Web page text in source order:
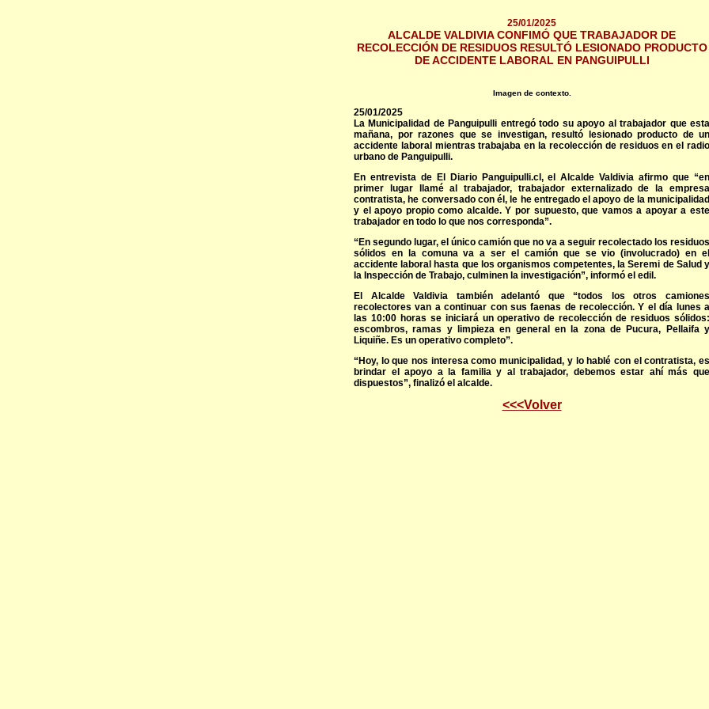
25/01/2025
ALCALDE VALDIVIA CONFIMÓ QUE TRABAJADOR DE
RECOLECCIÓN DE RESIDUOS RESULTÓ LESIONADO PRODUCTO
DE ACCIDENTE LABORAL EN PANGUIPULLI
Imagen de contexto.
25/01/2025
La Municipalidad de Panguipulli entregó todo su apoyo al trabajador que esta
mañana, por razones que se investigan, resultó lesionado producto de un
accidente laboral mientras trabajaba en la recolección de residuos en el radio
urbano de Panguipulli.
En entrevista de El Diario Panguipulli.cl, el Alcalde Valdivia afirmo que “en
primer lugar llamé al trabajador, trabajador externalizado de la empresa
contratista, he conversado con él, le he entregado el apoyo de la municipalidad
y el apoyo propio como alcalde. Y por supuesto, que vamos a apoyar a este
trabajador en todo lo que nos corresponda”.
“En segundo lugar, el único camión que no va a seguir recolectado los residuos
sólidos en la comuna va a ser el camión que se vio (involucrado) en el
accidente laboral hasta que los organismos competentes, la Seremi de Salud y
la Inspección de Trabajo, culminen la investigación”, informó el edil.
El Alcalde Valdivia también adelantó que “todos los otros camiones
recolectores van a continuar con sus faenas de recolección. Y el día lunes a
las 10:00 horas se iniciará un operativo de recolección de residuos sólidos:
escombros, ramas y limpieza en general en la zona de Pucura, Pellaifa y
Liquiñe. Es un operativo completo”.
“Hoy, lo que nos interesa como municipalidad, y lo hablé con el contratista, es
brindar el apoyo a la familia y al trabajador, debemos estar ahí más que
dispuestos”, finalizó el alcalde.
<<<Volver